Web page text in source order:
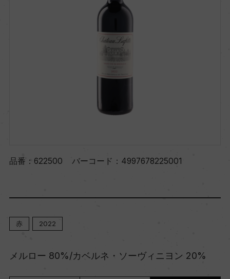
品番： 622500 バーコード： 4997678225001
赤 2022
メルロー 80%/カベルネ・ソーヴィニヨン 20%